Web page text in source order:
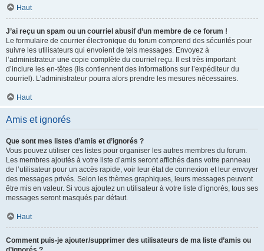
Haut
J’ai reçu un spam ou un courriel abusif d’un membre de ce forum !
Le formulaire de courrier électronique du forum comprend des sécurités pour
suivre les utilisateurs qui envoient de tels messages. Envoyez à
l’administrateur une copie complète du courriel reçu. Il est très important
d’inclure les en-têtes (ils contiennent des informations sur l’expéditeur du
courriel). L’administrateur pourra alors prendre les mesures nécessaires.
Haut
Amis et ignorés
Que sont mes listes d’amis et d’ignorés ?
Vous pouvez utiliser ces listes pour organiser les autres membres du forum.
Les membres ajoutés à votre liste d’amis seront affichés dans votre panneau
de l’utilisateur pour un accès rapide, voir leur état de connexion et leur envoyer
des messages privés. Selon les thèmes graphiques, leurs messages peuvent
être mis en valeur. Si vous ajoutez un utilisateur à votre liste d’ignorés, tous ses
messages seront masqués par défaut.
Haut
Comment puis-je ajouter/supprimer des utilisateurs de ma liste d’amis ou